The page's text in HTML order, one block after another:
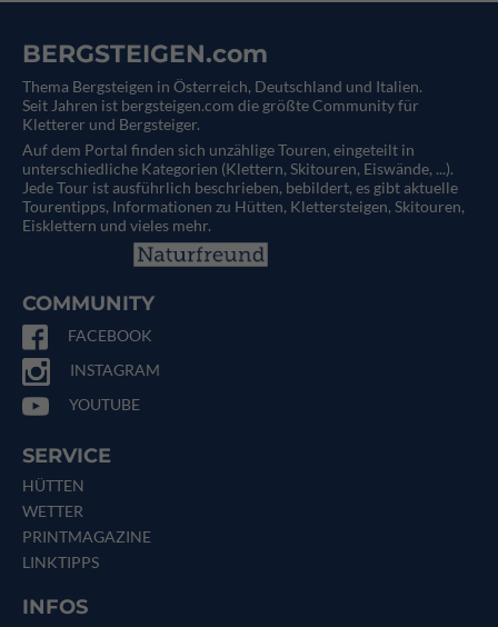
BERGSTEIGEN.com
Thema Bergsteigen in Österreich, Deutschland und Italien.
Seit Jahren ist bergsteigen.com die größte Community für
Kletterer und Bergsteiger.
Auf dem Portal finden sich unzählige Touren, eingeteilt in
unterschiedliche Kategorien (Klettern, Skitouren, Eiswände, ...).
Jede Tour ist ausführlich beschrieben, bebildert, es gibt aktuelle
Tourentipps, Informationen zu Hütten, Klettersteigen, Skitouren,
Eisklettern und vieles mehr.
COMMUNITY
FACEBOOK
INSTAGRAM
YOUTUBE
SERVICE
HÜTTEN
WETTER
PRINTMAGAZINE
LINKTIPPS
INFOS